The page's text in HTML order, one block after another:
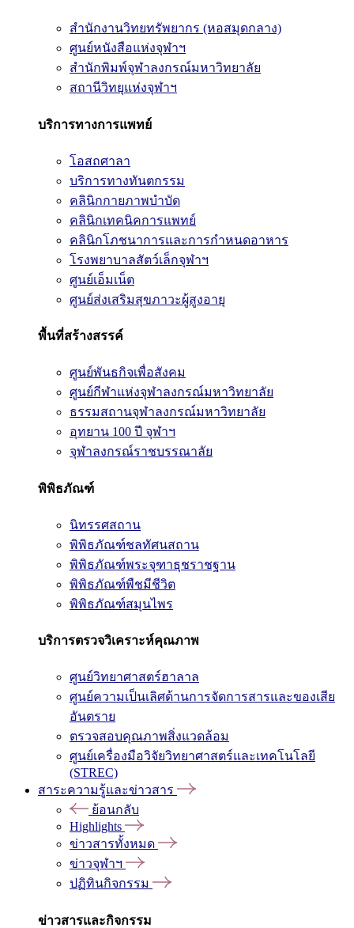
สำนักงานวิทยทรัพยากร (หอสมุดกลาง)
ศูนย์หนังสือแห่งจุฬาฯ
สำนักพิมพ์จุฬาลงกรณ์มหาวิทยาลัย
สถานีวิทยุแห่งจุฬาฯ
บริการทางการแพทย์
โอสถศาลา
บริการทางทันตกรรม
คลินิกกายภาพบำบัด
คลินิกเทคนิคการแพทย์
คลินิกโภชนาการและการกำหนดอาหาร
โรงพยาบาลสัตว์เล็กจุฬาฯ
ศูนย์เอ็มเน็ต
ศูนย์ส่งเสริมสุขภาวะผู้สูงอายุ
พื้นที่สร้างสรรค์
ศูนย์พันธกิจเพื่อสังคม
ศูนย์กีฬาแห่งจุฬาลงกรณ์มหาวิทยาลัย
ธรรมสถานจุฬาลงกรณ์มหาวิทยาลัย
อุทยาน 100 ปี จุฬาฯ
จุฬาลงกรณ์ราชบรรณาลัย
พิพิธภัณฑ์
นิทรรศสถาน
พิพิธภัณฑ์ชลทัศนสถาน
พิพิธภัณฑ์พระจุฑาธุชราชฐาน
พิพิธภัณฑ์พืชมีชีวิต
พิพิธภัณฑ์สมุนไพร
บริการตรวจวิเคราะห์คุณภาพ
ศูนย์วิทยาศาสตร์ฮาลาล
ศูนย์ความเป็นเลิศด้านการจัดการสารและของเสีย
อันตราย
ตรวจสอบคุณภาพสิ่งแวดล้อม
ศูนย์เครื่องมือวิจัยวิทยาศาสตร์และเทคโนโลยี
(STREC)
สาระความรู้และข่าวสาร
ย้อนกลับ
Highlights
ข่าวสารทั้งหมด
ข่าวจุฬาฯ
ปฏิทินกิจกรรม
ข่าวสารและกิจกรรม